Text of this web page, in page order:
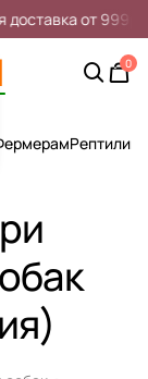
доставка от 999р
0
Рептилии